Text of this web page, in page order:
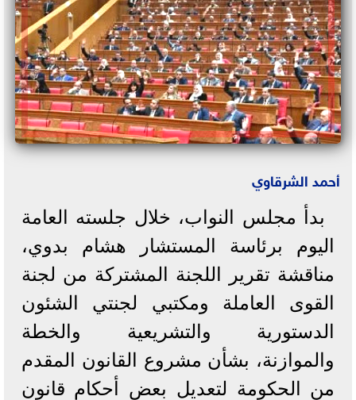
أحمد الشرقاوي
بدأ مجلس النواب، خلال جلسته العامة
اليوم برئاسة المستشار هشام بدوي،
مناقشة تقرير اللجنة المشتركة من لجنة
القوى العاملة ومكتبي لجنتي الشئون
الدستورية والتشريعية والخطة
والموازنة، بشأن مشروع القانون المقدم
من الحكومة لتعديل بعض أحكام قانون